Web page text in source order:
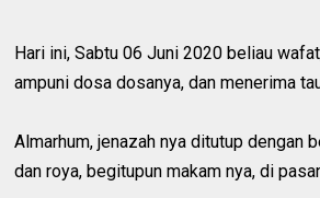
Hari ini, Sabtu 06 Juni 2020 beliau
ampuni dosa dosanya, dan menerima
Almarhum, jenazah nya ditutup dengan
dan roya, begitupun makam nya, di